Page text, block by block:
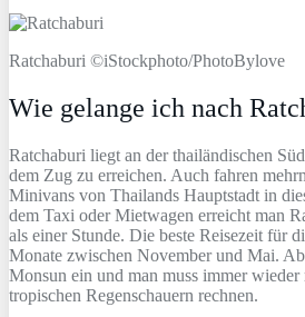
Ratchaburi ©iStockphoto/PhotoBylove
Wie gelange ich nach
Ratchaburi liegt an der thailändischen
dem Zug zu erreichen. Auch fahren
Minivans von Thailands Hauptstadt in
dem Taxi oder Mietwagen erreicht man
als einer Stunde. Die beste Reisezeit für
Monate zwischen November und Mai.
Monsun ein und man muss immer
tropischen Regenschauern rechnen.